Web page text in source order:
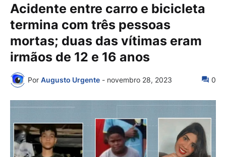
Acidente entre carro e bicicleta
termina com três pessoas
mortas; duas das vítimas eram
irmãos de 12 e 16 anos
Por Augusto Urgente - novembro 28, 2023 0